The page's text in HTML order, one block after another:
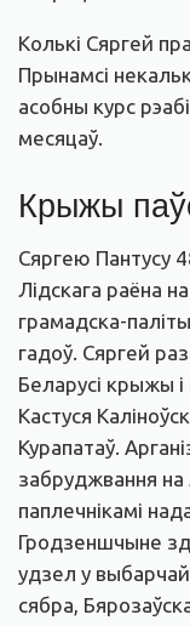
Колькі Сяргей
Прынамсі
асобны курс
месяцаў.
Крыжы
Сяргею Пантусу
Лідскага раёна
грамадска-
гадоў. Сяргей
Беларусі крыжы і
Кастуся
Курапатаў.
забруджвання
паплечнікамі
Гродзеншчыне
удзел у выбарчай
сябра,